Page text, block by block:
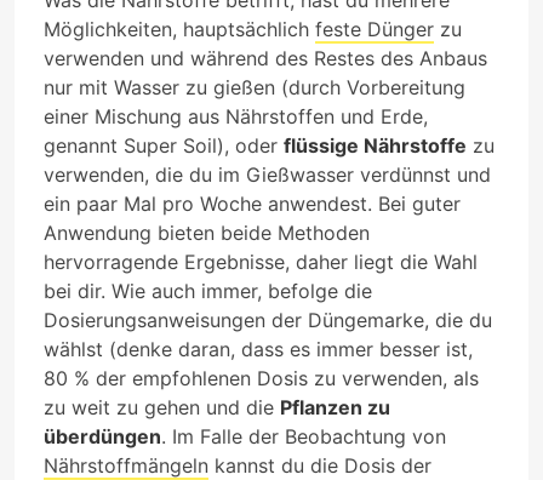
Möglichkeiten, hauptsächlich feste Dünger zu
verwenden und während des Restes des Anbaus
nur mit Wasser zu gießen (durch Vorbereitung
einer Mischung aus Nährstoffen und Erde,
genannt Super Soil), oder flüssige Nährstoffe zu
verwenden, die du im Gießwasser verdünnst und
ein paar Mal pro Woche anwendest. Bei guter
Anwendung bieten beide Methoden
hervorragende Ergebnisse, daher liegt die Wahl
bei dir. Wie auch immer, befolge die
Dosierungsanweisungen der Düngemarke, die du
wählst (denke daran, dass es immer besser ist,
80 % der empfohlenen Dosis zu verwenden, als
zu weit zu gehen und die Pflanzen zu
überdüngen. Im Falle der Beobachtung von
Nährstoffmängeln kannst du die Dosis der